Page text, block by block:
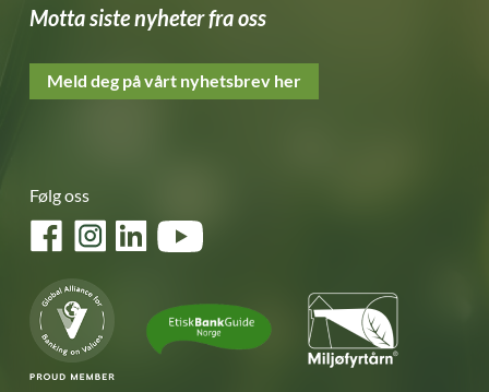
Motta siste nyheter fra oss
Meld deg på vårt nyhetsbrev her
Følg oss
FacebookInstagramLinkedInYouTube